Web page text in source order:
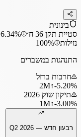
בינונית
סטיית תקן 36 ח׳
6.34%
נזילות
100%
התנהגות במשברים
חרבות ברזל
‎-5.20%
↑
2M
תיקון שוק 2026
‎-3.00%
↑
1M
רבעון חדש — Q2 2026